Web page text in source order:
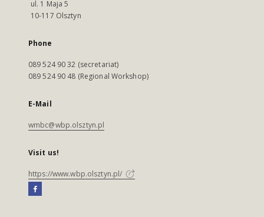
ul. 1 Maja 5
10-117 Olsztyn
Phone
089 524 90 32 (secretariat)
089 524 90 48 (Regional Workshop)
E-Mail
wmbc@wbp.olsztyn.pl
Visit us!
https://www.wbp.olsztyn.pl/